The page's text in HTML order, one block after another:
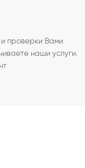
и проверки Вами
наши услуги.